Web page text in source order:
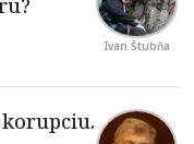
Ivan Štubňa